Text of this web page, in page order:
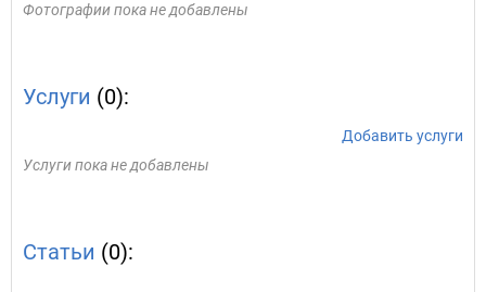
Фотографии пока не добавлены
Услуги (0):
Добавить услуги
Услуги пока не добавлены
Статьи (0):